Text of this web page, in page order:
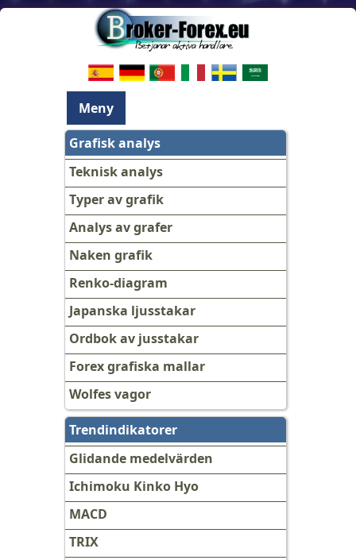
Meny
Grafisk analys
Teknisk analys
Typer av grafik
Analys av grafer
Naken grafik
Renko-diagram
Japanska ljusstakar
Ordbok av jusstakar
Forex grafiska mallar
Wolfes vagor
Trendindikatorer
Glidande medelvärden
Ichimoku Kinko Hyo
MACD
TRIX